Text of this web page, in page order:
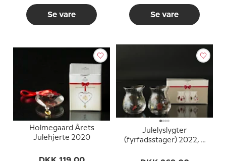
Se vare Se vare
Holmegaard Årets
Julehjerte 2020
Julelyslygter
(fyrfadsstager) 2022, 2
Christmas